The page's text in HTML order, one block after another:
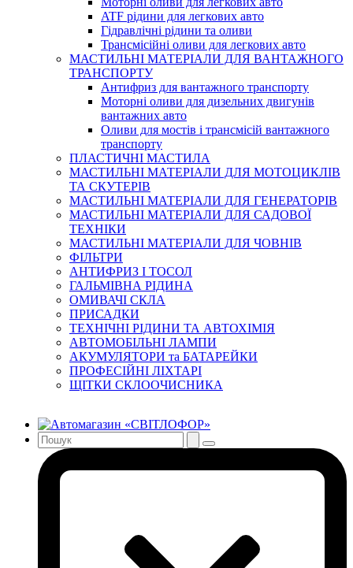
ATF рідини для легкових авто
Гідравлічні рідини та оливи
Трансмісійні оливи для легкових авто
МАСТИЛЬНІ МАТЕРІАЛИ ДЛЯ ВАНТАЖНОГО
ТРАНСПОРТУ
Антифриз для вантажного транспорту
Моторні оливи для дизельних двигунів
вантажних авто
Оливи для мостів і трансмісій вантажного
транспорту
ПЛАСТИЧНІ МАСТИЛА
МАСТИЛЬНІ МАТЕРІАЛИ ДЛЯ МОТОЦИКЛІВ
ТА СКУТЕРІВ
МАСТИЛЬНІ МАТЕРІАЛИ ДЛЯ ГЕНЕРАТОРІВ
МАСТИЛЬНІ МАТЕРІАЛИ ДЛЯ САДОВОЇ
ТЕХНІКИ
МАСТИЛЬНІ МАТЕРІАЛИ ДЛЯ ЧОВНІВ
ФІЛЬТРИ
АНТИФРИЗ І ТОСОЛ
ГАЛЬМІВНА РІДИНА
ОМИВАЧІ СКЛА
ПРИСАДКИ
ТЕХНІЧНІ РІДИНИ ТА АВТОХІМІЯ
АВТОМОБІЛЬНІ ЛАМПИ
АКУМУЛЯТОРИ та БАТАРЕЙКИ
ПРОФЕСІЙНІ ЛІХТАРІ
ЩІТКИ СКЛООЧИСНИКА